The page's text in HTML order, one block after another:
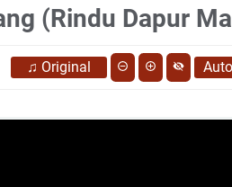
(Rindu Dapur
♫ Original